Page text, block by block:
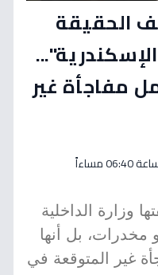
الحقيقة
مفاجأة غير
وزارة الداخلية
بل أنها
غير المتوقعة في